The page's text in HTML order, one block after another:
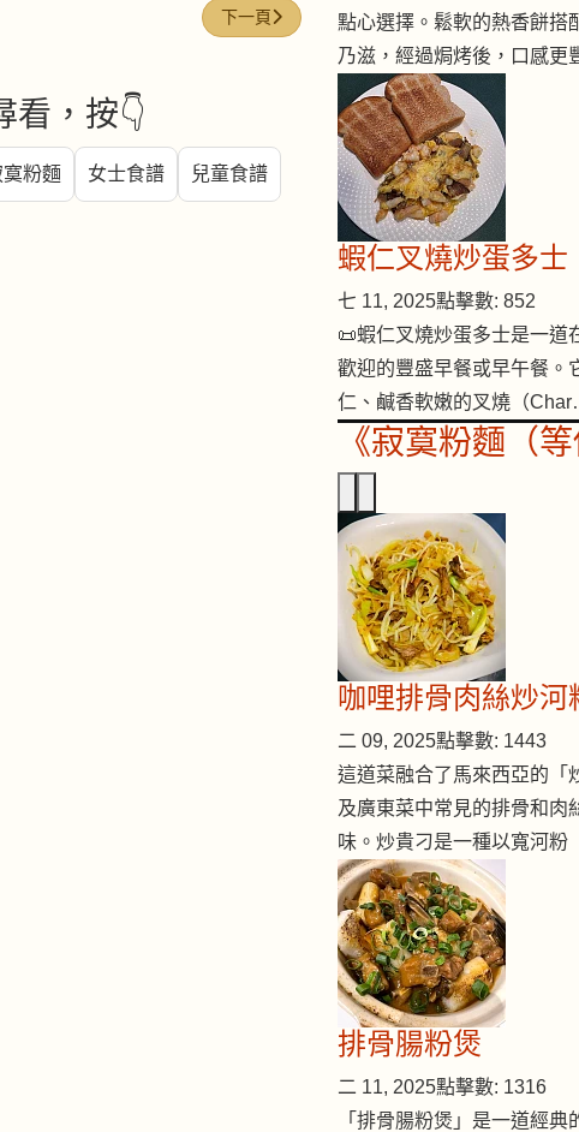
下一篇文章: 今日煮意 ( #46 )
下一頁
看，按👇
粉麵 女士食譜 兒童食譜
點心選擇。鬆軟的熱香餅搭
乃滋，經過焗烤後，口感
蝦仁叉燒炒蛋多士
七 11, 2025點擊數: 852
📜蝦仁叉燒炒蛋多士是一道
歡迎的豐盛早餐或早午餐。
仁、鹹香軟嫩的叉燒（
《寂寞粉麵（等
咖哩排骨肉絲炒河
二 09, 2025點擊數: 1443
這道菜融合了馬來西亞的「
及廣東菜中常見的排骨和肉
味。炒貴刁是一種以寬河
排骨腸粉煲
二 11, 2025點擊數: 1316
「排骨腸粉煲」是一道經